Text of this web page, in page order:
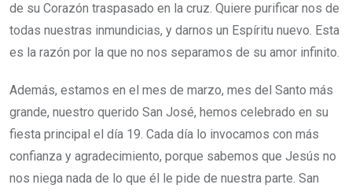
de su Corazón traspasado en la cruz. Quiere purificar nos de
todas nuestras inmundicias, y darnos un Espíritu nuevo. Esta
es la razón por la que no nos separamos de su amor infinito.
Además, estamos en el mes de marzo, mes del Santo más
grande, nuestro querido San José, hemos celebrado en su
fiesta principal el día 19. Cada día lo invocamos con más
confianza y agradecimiento, porque sabemos que Jesús no
nos niega nada de lo que él le pide de nuestra parte. San